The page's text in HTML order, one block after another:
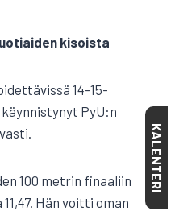
kisoista
14-15-
PyU:n
100 metrin finaaliin
Hän voitti oman
KALENTERI